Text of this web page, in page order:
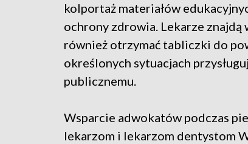
kolportaż materiałów
ochrony zdrowia. Lekarze znajdą
również otrzymać tabliczki do
określonych sytuacjach
publicznemu.
Wsparcie adwokatów podczas
lekarzom i lekarzom dentystom